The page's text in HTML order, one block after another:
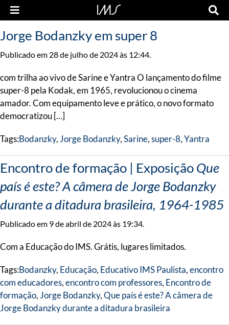
Jorge Bodanzky em super 8
Publicado em 28 de julho de 2024 às 12:44.
com trilha ao vivo de Sarine e Yantra O lançamento do filme
super-8 pela Kodak, em 1965, revolucionou o cinema
amador. Com equipamento leve e prático, o novo formato
democratizou […]
Tags:Bodanzky, Jorge Bodanzky,Sarine,super-8,Yantra
Encontro de formação | ExposiçãoQue
país é este? A câmera de Jorge Bodanzky
durante a ditadura brasileira, 1964-1985
Publicado em 9 de abril de 2024 às 19:34.
Com a Educação do IMS. Grátis, lugares limitados.
Tags:Bodanzky, Educação, Educativo IMS Paulista,encontro
com educadores,encontro com professores, Encontro de
formação, Jorge Bodanzky,Que país é este? A câmera de
Jorge Bodanzky durante a ditadura brasileira